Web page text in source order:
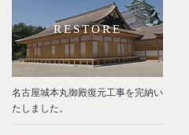
RESTORE
名古屋城本丸御殿復元工事を完納い
たしました。